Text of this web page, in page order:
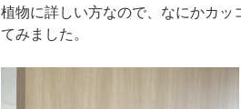
植物に詳しい方なので、なにかカッ
てみました。